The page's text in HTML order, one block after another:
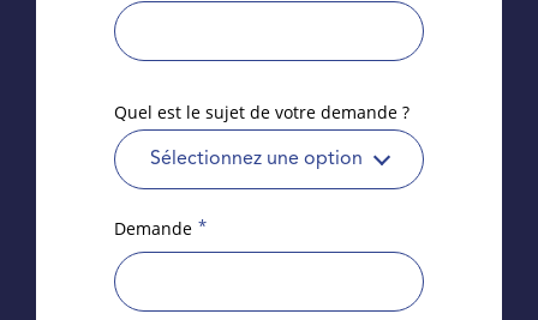
Quel est le sujet de votre demande ?
Sélectionnez une option
Demande *